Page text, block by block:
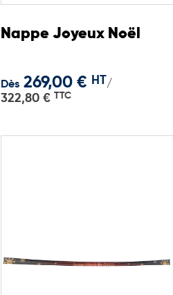
Nappe Joyeux Noël
Dès 269,00 € HT/
322,80 € TTC